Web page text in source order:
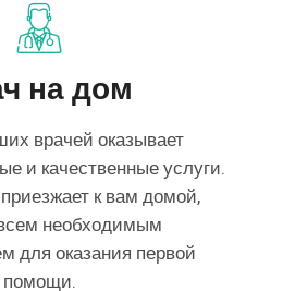
на дом
врачей оказывает
и качественные услуги.
к вам домой,
необходимым
для оказания первой
помощи.